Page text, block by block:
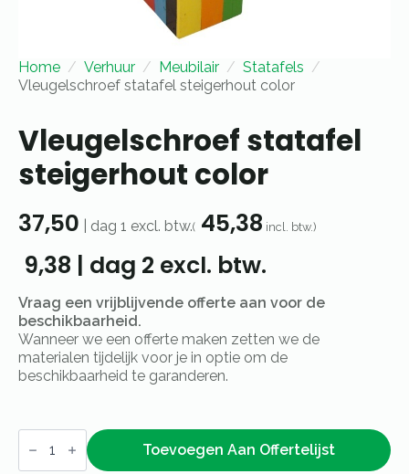
Home Verhuur Meubilair
Statafels
Vleugelschroef statafel steigerhout color
Vleugelschroef statafel
steigerhout color
37,50 dag 1 excl. btw.( 45,38 incl. btw.)
9,38 | dag 2 excl. btw.
Vraag een vrijblijvende offerte aan voor de
beschikbaarheid.
Wanneer we een offerte maken zetten we de
materialen tijdelijk voor je in optie om de
beschikbaarheid te garanderen.
Vleugelschroef
statafel
steigerhout
Toevoegen Aan Offertelijst